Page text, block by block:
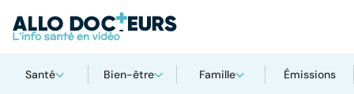
Santé Bien-être Famille Émissions